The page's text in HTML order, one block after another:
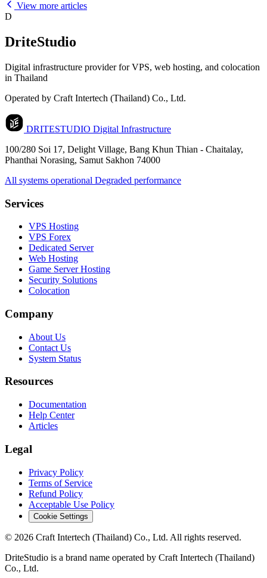
View more articles
D
DriteStudio
Digital infrastructure provider for VPS, web hosting, and colocation
in Thailand
Operated by Craft Intertech (Thailand) Co., Ltd.
DRITESTUDIO Digital Infrastructure
100/280 Soi 17, Delight Village, Bang Khun Thian - Chaitalay,
Phanthai Norasing, Samut Sakhon 74000
All systems operational Degraded performance
Services
VPS Hosting
VPS Forex
Dedicated Server
Web Hosting
Game Server Hosting
Security Solutions
Colocation
Company
About Us
Contact Us
System Status
Resources
Documentation
Help Center
Articles
Legal
Privacy Policy
Terms of Service
Refund Policy
Acceptable Use Policy
Cookie Settings
© 2026 Craft Intertech (Thailand) Co., Ltd. All rights reserved.
DriteStudio is a brand name operated by Craft Intertech (Thailand)
Co., Ltd.